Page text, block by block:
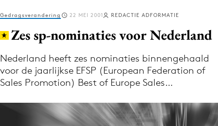
Log in
Download de app
Volg het laatste nieuws via de Adformatie
Nieuws app
Gedragsverandering 22 MEI 2001 REDACTIE ADFORMATIE
Zes sp-nominaties voor Nederland
Nederland heeft zes nominaties binnengehaald
voor de jaarlijkse EFSP (European Federation of
Sales Promotion) Best of Europe Sales…